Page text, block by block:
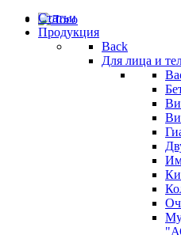
Статьи
Продукция
Back
Для лица и